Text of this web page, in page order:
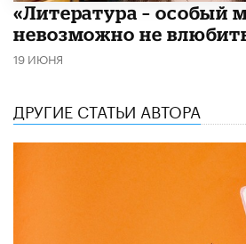
​«Литература – особый
невозможно не
19 ИЮНЯ
ДРУГИЕ СТАТЬИ АВТОРА